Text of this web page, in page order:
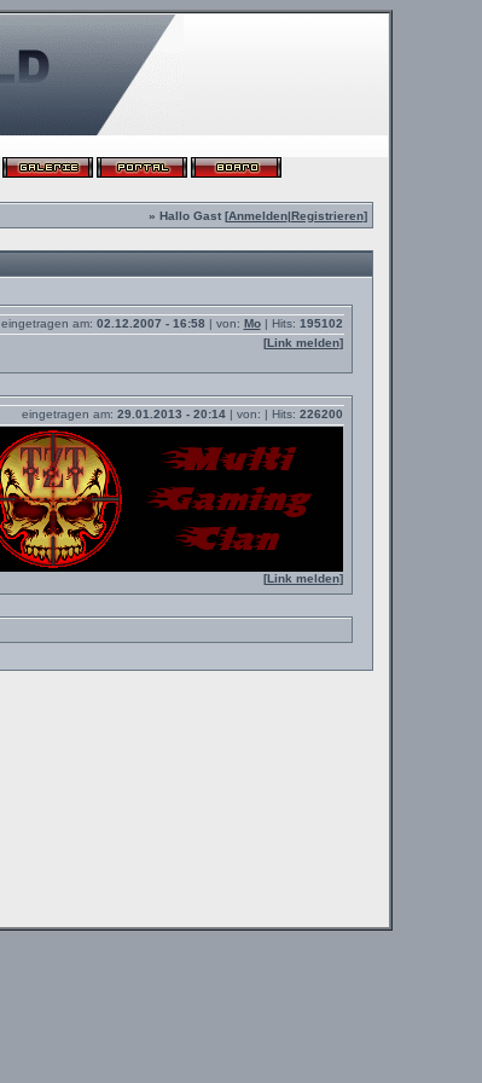
» Hallo Gast [Anmelden|Registrieren]
eingetragen am: 02.12.2007 - 16:58 | von: Mo| Hits: 195102
[Link melden]
eingetragen am: 29.01.2013 - 20:14| von: | Hits: 226200
[Link melden]